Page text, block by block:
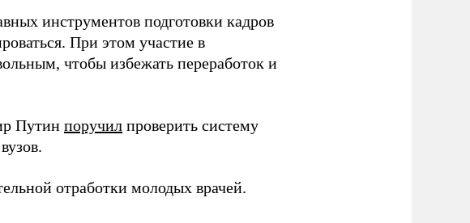
инструментов подготовки кадров
При этом участие в
чтобы избежать переработок и
Путин поручил проверить систему
отработки молодых врачей.